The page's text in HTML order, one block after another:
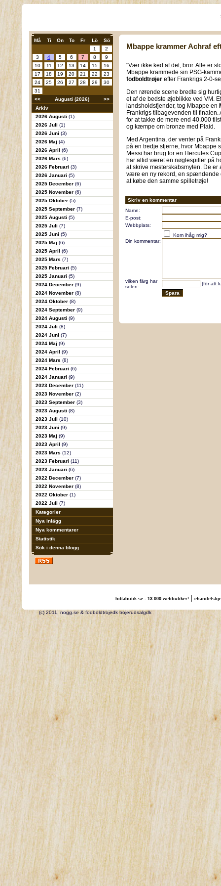
Må Ti On To Fr Lö
Sö
1
2
3
4 5 6 7 8
9
10
11 12 13 14 15
16
17
18 19 20 21 22
23
24
25 26 27 28 29
30
31
<<
Augusti (2026)
>>
Arkiv
2026 Augusti (1)
2026 Juli (1)
2026 Juni (3)
2026 Maj (4)
2026 April (6)
2026 Mars (6)
2026 Februari (3)
2026 Januari (5)
2025 December (6)
2025 November (6)
2025 Oktober (5)
2025 September (7)
2025 Augusti (5)
2025 Juli (7)
2025 Juni (5)
2025 Maj (6)
2025 April (6)
2025 Mars (7)
2025 Februari (5)
2025 Januari (5)
2024 December (9)
2024 November (8)
2024 Oktober (8)
2024 September (9)
2024 Augusti (9)
2024 Juli (8)
2024 Juni (7)
2024 Maj (9)
2024 April (9)
2024 Mars (8)
2024 Februari (6)
2024 Januari (9)
2023 December (11)
2023 November (2)
2023 September (3)
2023 Augusti (8)
2023 Juli (10)
2023 Juni (9)
2023 Maj (9)
2023 April (9)
2023 Mars (12)
2023 Februari (11)
2023 Januari (6)
2022 December (7)
2022 November (8)
2022 Oktober (1)
2022 Juli (7)
Kategorier
Nya inlägg
Nya kommentarer
Statistik
Sök i denna blogg
Mbappe krammer Achraf
"Vær ikke ked af det, bror. Alle er
Mbappe krammede sin PSG-
fodboldtrøjer efter Frankrigs 2-0-
Den rørende scene bredte sig
et af de bedste øjeblikke ved VM.
landsholdsfjender, tog Mbappe en
Frankrigs tilbagevenden til
for at takke de mere end 40.000
og kæmpe om bronze med Plaid.
Med Argentina, der venter på
på en tredje stjerne, hvor Mbappe
Messi har brug for en Hercules
har altid været en nøglespiller på
at skrive mesterskabsmyten. De
være en ny rekord, en spændende
at købe den samme spilletrøje!
Skriv en kommentar
Namn:
E-post:
Webbplats:
Kom ihåg mig?
Din kommentar:
vilken färg har
solen:
(för att
hittabutik.se - 13.000 webbutiker!|
(c) 2011, nogg.se & fodboldtrojedk trojerudsalgdk